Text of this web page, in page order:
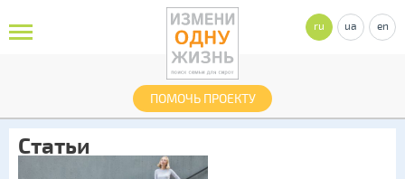
ПОМОЧЬ ПРОЕКТУ
ru ua en
Статьи